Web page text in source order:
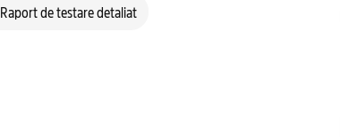
Raport de testare detaliat